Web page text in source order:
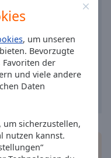
, um unseren
Bevorzugte
der
und viele andere
Daten
um sicherzustellen,
nutzen kannst.
auf Ihrem